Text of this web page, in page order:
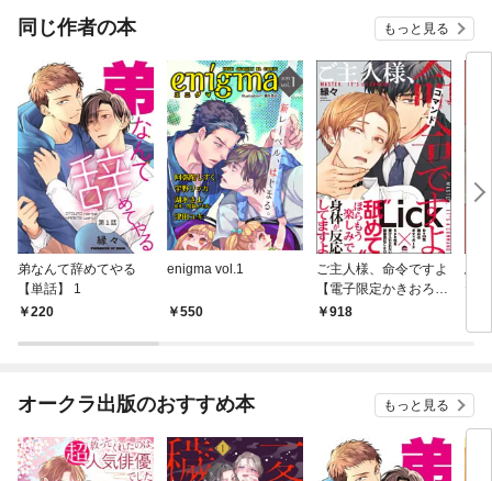
同じ作者の本 もっと見る
弟なんて辞めてやる
【単話】 1
220
enigma vol.1
550
ご主人様、命令ですよ
【電子限定かきおろし
漫画付】
918
馬
た
オークラ出版のおすすめ本 もっと見る